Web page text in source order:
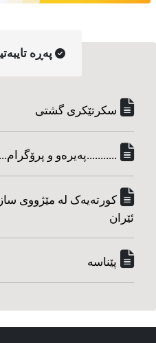
په‌ڕه‌
سکرتێکری گشتی
...........په‌یره‌و و
کورته‌یه‌ک له مێژووی
ئێران
پێناسه‌